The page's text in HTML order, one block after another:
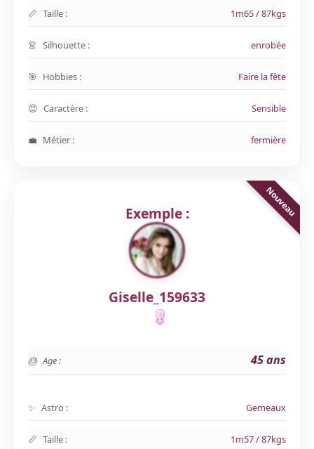
Taille : 1m65 / 87kgs
Silhouette : enrobée
Hobbies : Faire la fête
Caractère : Sensible
Métier : fermière
Exemple :
Giselle_159633
Age : 45 ans
Astro : Gemeaux
Taille : 1m57 / 87kgs